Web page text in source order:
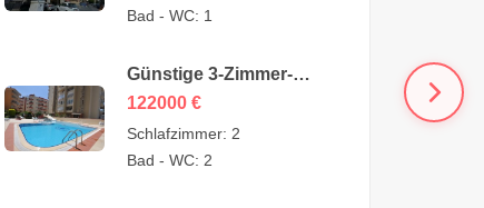
119.000 Euro
Bad - WC: 1
Günstige 3-Zimmer-
Wohnung zum Verkauf
in Mahmutlar Alanya für
122000 €
Schlafzimmer: 2
Bad - WC: 2